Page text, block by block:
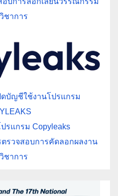
ชาการ
ดบัญชีใช้งานโปรแกรม
รแกรม Copyleaks
รวจสอบการคัดลอกผลงาน
ชาการ